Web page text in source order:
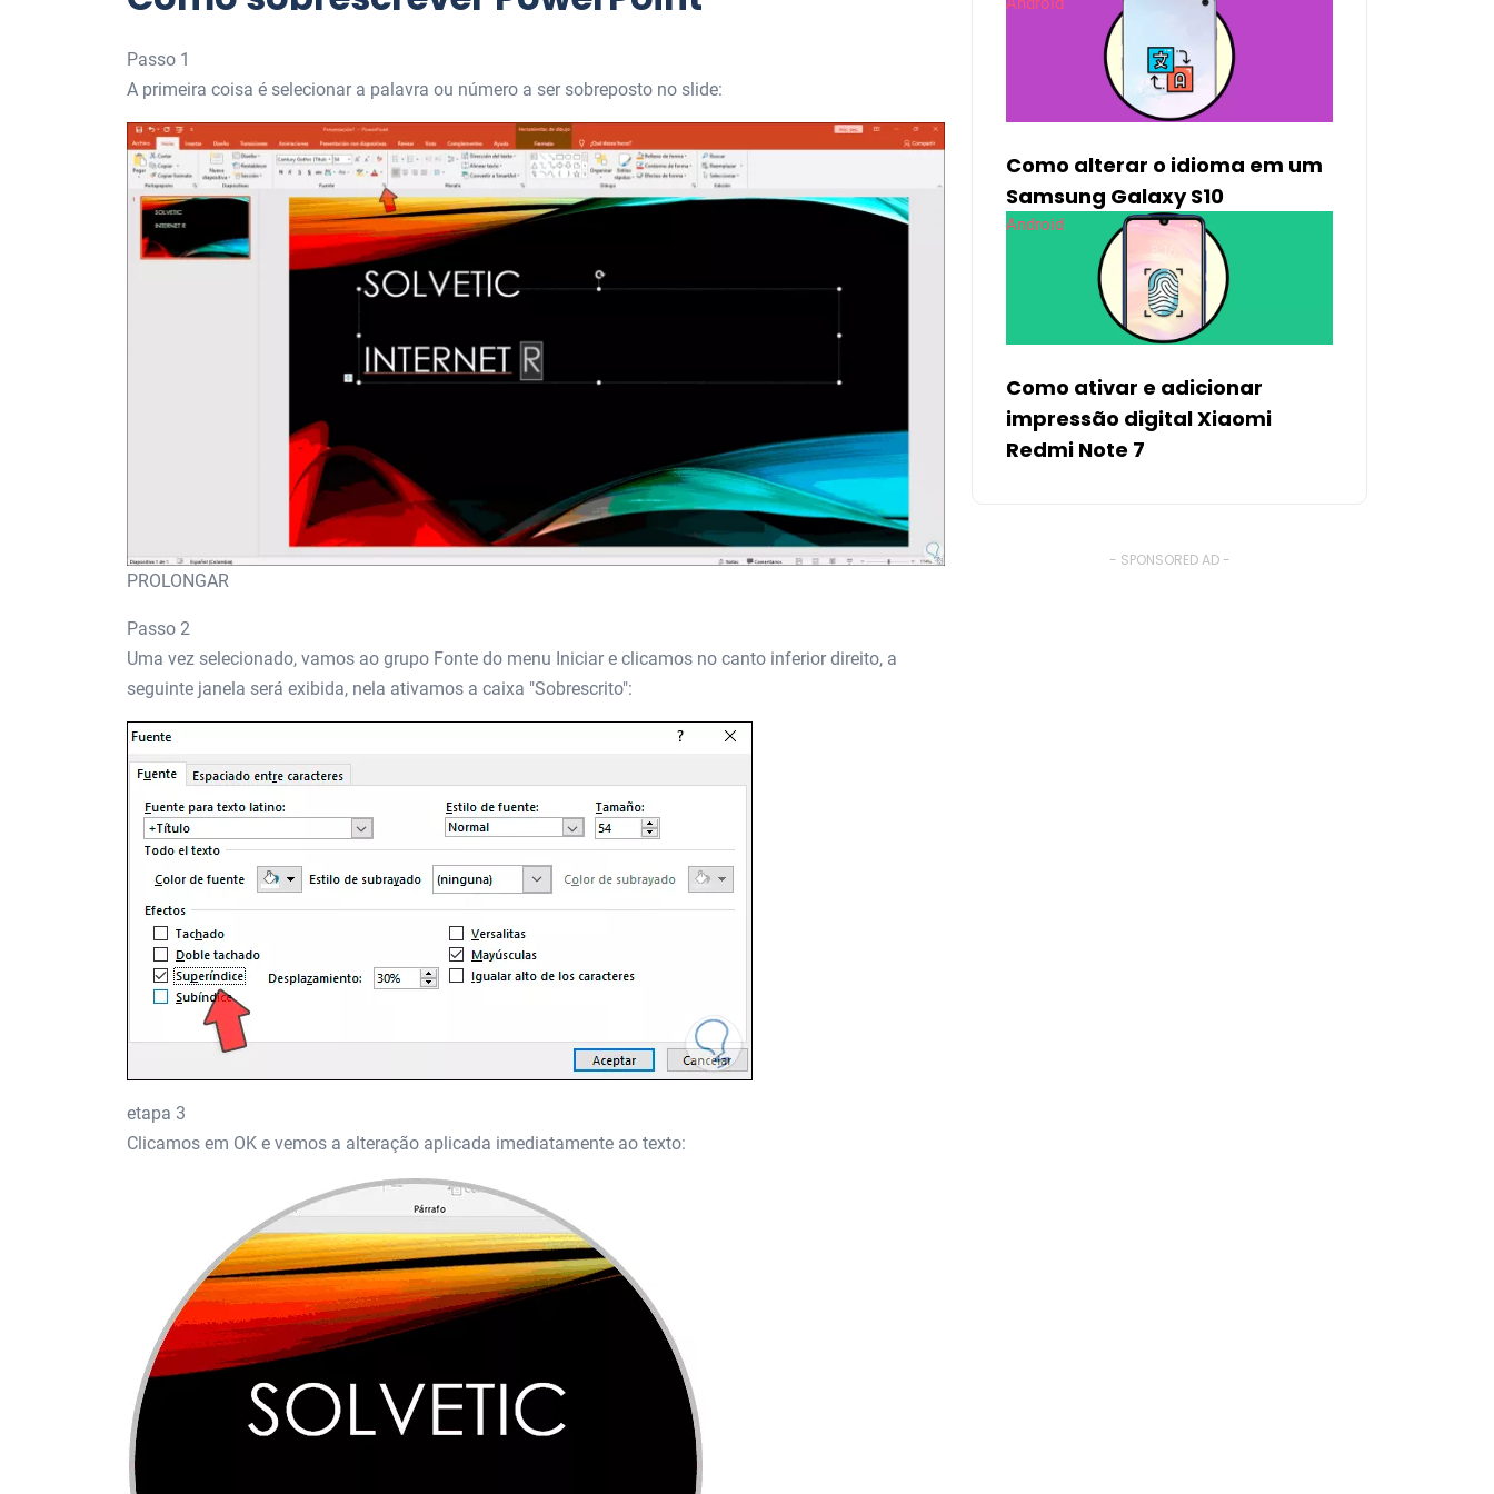
Passo 1
A primeira coisa é selecionar a palavra ou número a ser sobreposto no slide:
PROLONGAR
Passo 2
Uma vez selecionado, vamos ao grupo Fonte do menu Iniciar e clicamos no canto inferior direito, a
seguinte janela será exibida, nela ativamos a caixa "Sobrescrito":
etapa 3
Clicamos em OK e vemos a alteração aplicada imediatamente ao texto:
Como alterar o idioma em um
Samsung Galaxy S10
Android
Como ativar e adicionar
impressão digital Xiaomi
Redmi Note 7
- SPONSORED AD -